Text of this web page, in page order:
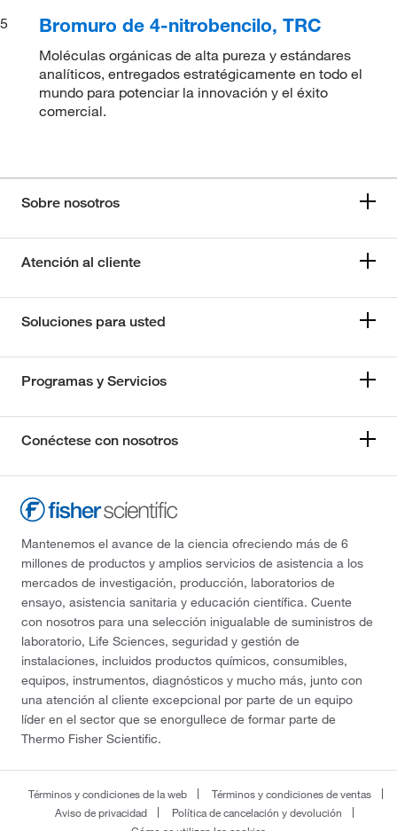
5
Bromuro de 4-nitrobencilo, TRC
Moléculas orgánicas de alta pureza y estándares
analíticos, entregados estratégicamente en todo el
mundo para potenciar la innovación y el éxito
comercial.
Sobre nosotros
Atención al cliente
Soluciones para usted
Programas y Servicios
Conéctese con nosotros
Mantenemos el avance de la ciencia ofreciendo más de 6
millones de productos y amplios servicios de asistencia a los
mercados de investigación, producción, laboratorios de
ensayo, asistencia sanitaria y educación científica. Cuente
con nosotros para una selección inigualable de suministros de
laboratorio, Life Sciences, seguridad y gestión de
instalaciones, incluidos productos químicos, consumibles,
equipos, instrumentos, diagnósticos y mucho más, junto con
una atención al cliente excepcional por parte de un equipo
líder en el sector que se enorgullece de formar parte de
Thermo Fisher Scientific.
Términos y condiciones de la web
Términos y condiciones de ventas
Aviso de privacidad
Política de cancelación y devolución